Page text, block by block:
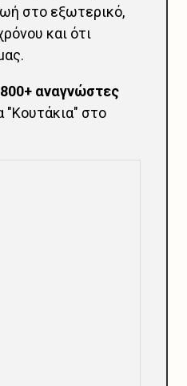
στο εξωτερικό,
και ότι
800+ αναγνώστες
"Κουτάκια" στο